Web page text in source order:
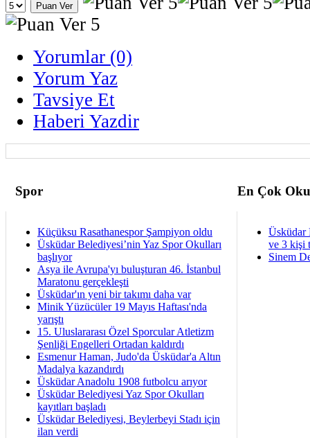
Yorumlar (0)
Yorum Yaz
Tavsiye Et
Haberi Yazdir
Spor En Çok
Küçüksu Rasathanespor Şampiyon oldu
Üsküdar Belediyesi’nin Yaz Spor Okulları
başlıyor
Asya ile Avrupa'yı buluşturan 46. İstanbul
Maratonu gerçekleşti
Üsküdar'ın yeni bir takımı daha var
Minik Yüzücüler 19 Mayıs Haftası'nda
yarıştı
15. Uluslararası Özel Sporcular Atletizm
Şenliği Engelleri Ortadan kaldırdı
Esmenur Haman, Judo'da Üsküdar'a Altın
Madalya kazandırdı
Üsküdar Anadolu 1908 futbolcu arıyor
Üsküdar Belediyesi Yaz Spor Okulları
kayıtları başladı
Üsküdar Belediyesi, Beylerbeyi Stadı için
ilan verdi
Üsküdar
ve 3 kişi
Sinem